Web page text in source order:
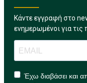
Κάντε εγγραφή στο
ενημερωμένοι για
Έχω διαβάσει και